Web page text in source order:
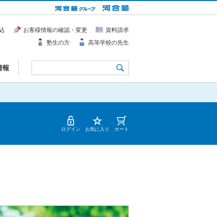
報
お客様情報の確認・変更
資料請求
塾生の方
高等学校の先生
ログイン お気に入り カート